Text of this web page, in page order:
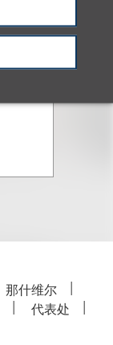
那什维尔
代表处